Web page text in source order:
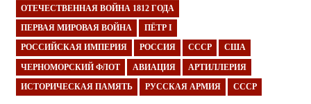
ОТЕЧЕСТВЕННАЯ ВОЙНА 1812 ГОДА
ПЕРВАЯ МИРОВАЯ ВОЙНА ПЁТР I
РОССИЙСКАЯ ИМПЕРИЯ РОССИЯ СССР США
ЧЕРНОМОРСКИЙ ФЛОТ АВИАЦИЯ АРТИЛЛЕРИЯ
ИСТОРИЧЕСКАЯ ПАМЯТЬ РУССКАЯ АРМИЯ СССР